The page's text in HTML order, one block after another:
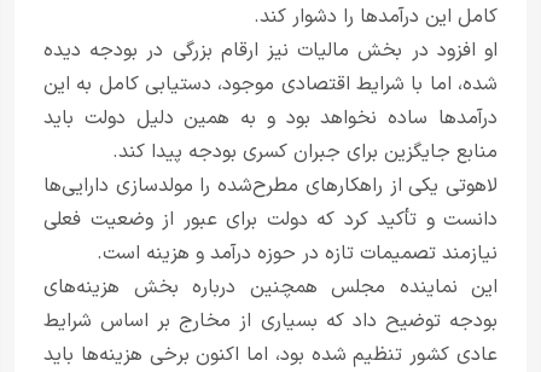
کامل این درآمدها را دشوار کند.
او افزود در بخش مالیات نیز ارقام بزرگی در بودجه دیده
شده، اما با شرایط اقتصادی موجود، دستیابی کامل به این
درآمدها ساده نخواهد بود و به همین دلیل دولت باید
منابع جایگزین برای جبران کسری بودجه پیدا کند.
لاهوتی یکی از راهکارهای مطرح‌شده را مولدسازی دارایی‌ها
دانست و تأکید کرد که دولت برای عبور از وضعیت فعلی
نیازمند تصمیمات تازه در حوزه درآمد و هزینه است.
این نماینده مجلس همچنین درباره بخش هزینه‌های
بودجه توضیح داد که بسیاری از مخارج بر اساس شرایط
عادی کشور تنظیم شده بود، اما اکنون برخی هزینه‌ها باید